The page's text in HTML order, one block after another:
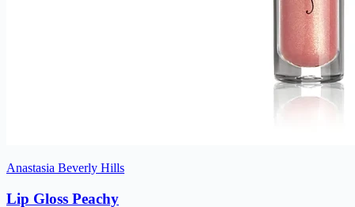
Anastasia Beverly Hills
Lip Gloss Peachy